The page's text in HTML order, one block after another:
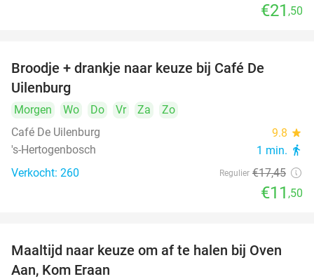
€21 ,50
Broodje + drankje naar keuze bij Café De
Uilenburg
Morgen Wo Do Vr Za
Zo
Café De Uilenburg
9.8 star
's-Hertogenbosch 1 min. directions_walk
Verkocht: 260 Regulier €17,45
€11 ,50
48%
Maaltijd naar keuze om af te halen bij Oven
Aan, Kom Eraan